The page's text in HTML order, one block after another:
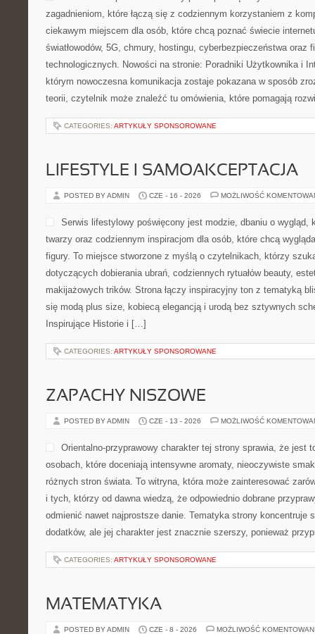
zagadnieniom, które łączą się z codziennym korzystaniem z
ciekawym miejscem dla osób, które chcą poznać świecie
światłowodów, 5G, chmury, hostingu, cyberbezpieczeństwa oraz
technologicznych. Nowości na stronie: Poradniki Użytkownika i
którym nowoczesna komunikacja zostaje pokazana w sposób
teorii, czytelnik może znaleźć tu omówienia, które pomagają
CATEGORIES: ARTYKUŁY SPONSOROWANE
LIFESTYLE I SAMOAKCEPTACJA
POSTED BY ADMIN CZE - 16 - 2026 MOŻLIWOŚĆ
Serwis lifestylowy poświęcony jest modzie, dbaniu o wygląd,
twarzy oraz codziennym inspiracjom dla osób, które chcą
figury. To miejsce stworzone z myślą o czytelnikach, którzy
dotyczących dobierania ubrań, codziennych rytuałów beauty,
makijażowych trików. Strona łączy inspiracyjny ton z tematyką
się modą plus size, kobiecą elegancją i urodą bez sztywnych
Inspirujące Historie i […]
CATEGORIES: ARTYKUŁY SPONSOROWANE
ZAPACHY NISZOWE
POSTED BY ADMIN CZE - 13 - 2026 MOŻLIWOŚĆ
Orientalno-przyprawowy charakter tej strony sprawia, że jest
osobach, które doceniają intensywne aromaty, nieoczywiste
różnych stron świata. To witryna, która może zainteresować
i tych, którzy od dawna wiedzą, że odpowiednio dobrane
odmienić nawet najprostsze danie. Tematyka strony koncentruje
dodatków, ale jej charakter jest znacznie szerszy, ponieważ
CATEGORIES: ARTYKUŁY SPONSOROWANE
MATEMATYKA
POSTED BY ADMIN CZE - 8 - 2026 MOŻLIWOŚĆ